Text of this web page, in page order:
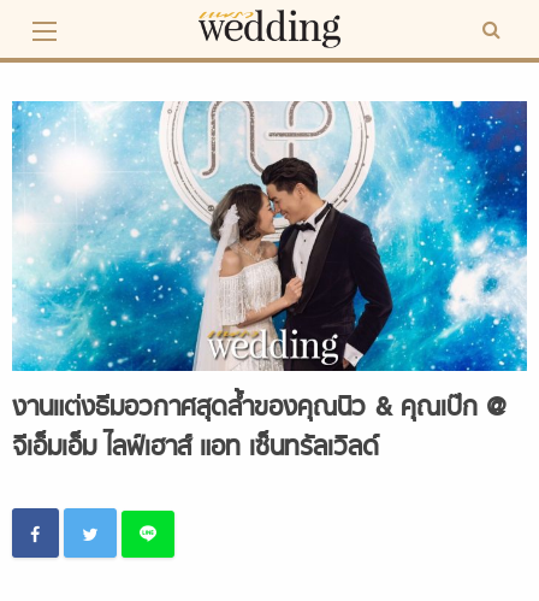
content
งานแต่งธีมอวกาศสุดล้ำของคุณนิว & คุณเป๊ก @
จีเอ็มเอ็ม ไลฟ์เฮาส์ แอท เซ็นทรัลเวิลด์